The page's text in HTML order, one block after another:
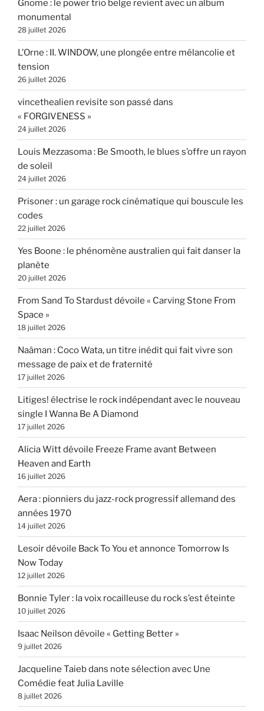
Gnome : le power trio belge revient avec un album
monumental
28 juillet 2026
L’Orne : II. WINDOW, une plongée entre mélancolie et
tension
26 juillet 2026
vincethealien revisite son passé dans
« FORGIVENESS »
24 juillet 2026
Louis Mezzasoma : Be Smooth, le blues s’offre un rayon
de soleil
24 juillet 2026
Prisoner : un garage rock cinématique qui bouscule les
codes
22 juillet 2026
Yes Boone : le phénomène australien qui fait danser la
planète
20 juillet 2026
From Sand To Stardust dévoile « Carving Stone From
Space »
18 juillet 2026
Naâman : Coco Wata, un titre inédit qui fait vivre son
message de paix et de fraternité
17 juillet 2026
Litiges! électrise le rock indépendant avec le nouveau
single I Wanna Be A Diamond
17 juillet 2026
Alicia Witt dévoile Freeze Frame avant Between
Heaven and Earth
16 juillet 2026
Aera : pionniers du jazz-rock progressif allemand des
années 1970
14 juillet 2026
Lesoir dévoile Back To You et annonce Tomorrow Is
Now Today
12 juillet 2026
Bonnie Tyler : la voix rocailleuse du rock s’est éteinte
10 juillet 2026
Isaac Neilson dévoile « Getting Better »
9 juillet 2026
Jacqueline Taieb dans note sélection avec Une
Comédie feat Julia Laville
8 juillet 2026